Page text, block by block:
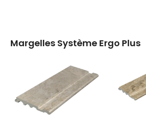
Margelles Système Ergo Plus